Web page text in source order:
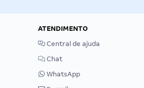
ATENDIMENTO
Central de ajuda
Chat
WhatsApp